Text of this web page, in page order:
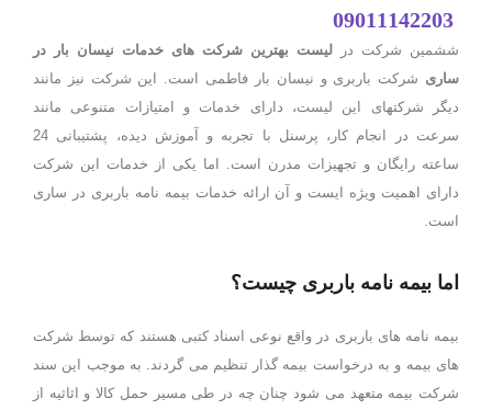
09011142203
ششمین شرکت در
لیست بهترین شرکت های خدمات نیسان بار در
ساری شرکت باربری و نیسان بار فاطمی است. این شرکت نیز مانند
دیگر شرکتهای این لیست، دارای خدمات و امتیازات متنوعی مانند
سرعت در انجام کار، پرسنل با تجربه و آموزش دیده، پشتیبانی 24
ساعته رایگان و تجهیزات مدرن است. اما یکی از خدمات این شرکت
دارای اهمیت ویژه ایست و آن ارائه خدمات بیمه نامه باربری در ساری
است.
اما بیمه نامه باربری چیست؟
بیمه نامه های باربری در واقع نوعی اسناد کتبی هستند که توسط شرکت
های بیمه و به درخواست بیمه گذار تنظیم می گردند. به موجب این سند
شرکت بیمه متعهد می شود چنان چه در طی مسیر حمل کالا و اثاثیه از